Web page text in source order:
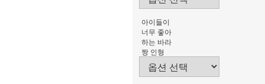
아이들이
너무 좋아
하는 바라
짱 인형